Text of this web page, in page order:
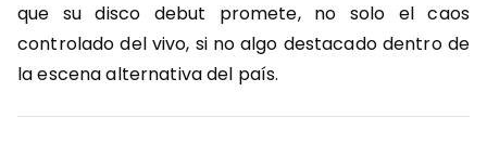
que su disco debut promete, no solo el caos
controlado del vivo, si no algo destacado dentro de
la escena alternativa del país.